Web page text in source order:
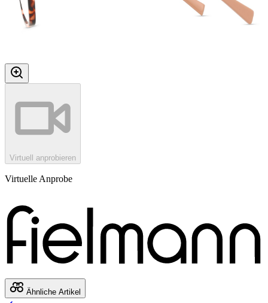
Virtuell anprobieren
Virtuelle Anprobe
Ähnliche Artikel